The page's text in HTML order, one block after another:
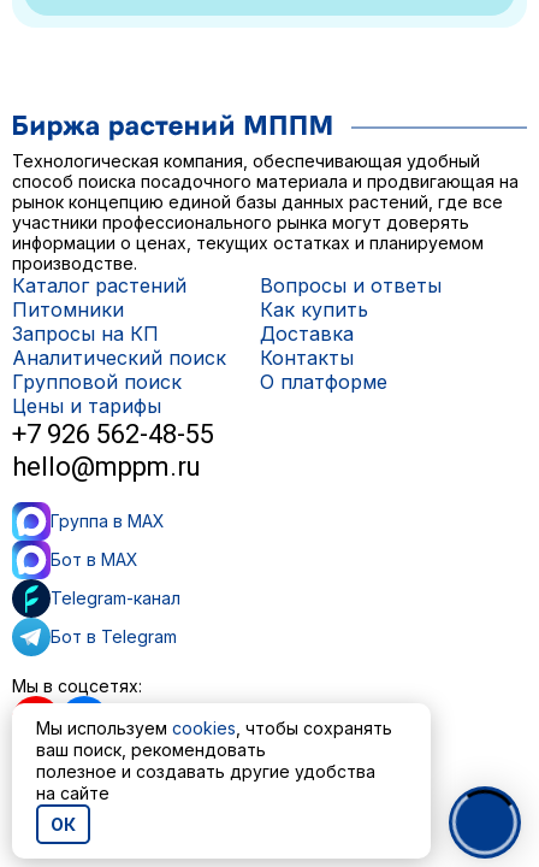
Технологическая компания, обеспечивающая удобный
способ поиска посадочного материала и продвигающая на
рынок концепцию единой базы данных растений, где все
участники профессионального рынка могут доверять
информации о ценах, текущих остатках и планируемом
производстве.
Каталог растений
Питомники
Запросы на КП
Аналитический поиск
Групповой поиск
Цены и тарифы
Вопросы и ответы
Как купить
Доставка
Контакты
О платформе
+7 926 562-48-55
hello@mppm.ru
Группа в MAX
Бот в MAX
Telegram-канал
Бот в Telegram
Мы в соцсетях:
Пользовательское соглашение
Политика обработки персональных данных
© ООО «МППМ» 2023—2026
Мы используем cookies , чтобы сохранять
ваш поиск, рекомендовать
полезное и создавать другие удобства
на сайте
ОК